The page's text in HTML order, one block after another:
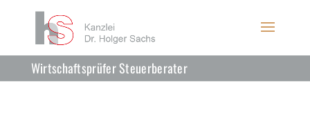
Wirtschaftsprüfer Steuerberater